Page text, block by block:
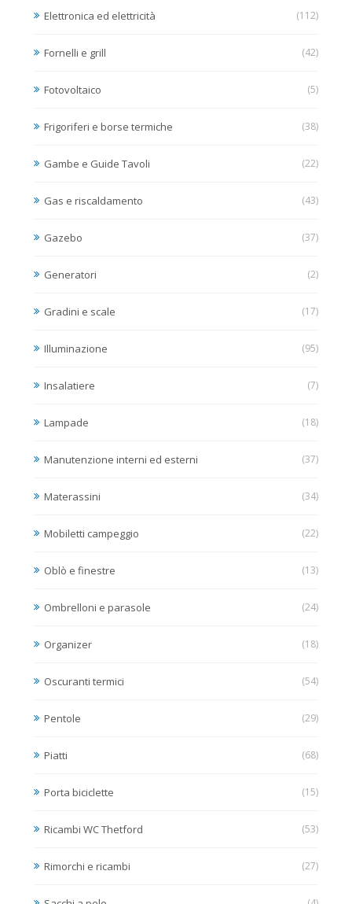
Elettronica ed elettricità (112)
Fornelli e grill (42)
Fotovoltaico (5)
Frigoriferi e borse termiche (38)
Gambe e Guide Tavoli (22)
Gas e riscaldamento (43)
Gazebo (37)
Generatori (2)
Gradini e scale (17)
Illuminazione (95)
Insalatiere (7)
Lampade (18)
Manutenzione interni ed esterni (37)
Materassini (34)
Mobiletti campeggio (22)
Oblò e finestre (13)
Ombrelloni e parasole (24)
Organizer (18)
Oscuranti termici (54)
Pentole (29)
Piatti (68)
Porta biciclette (15)
Ricambi WC Thetford (53)
Rimorchi e ricambi (27)